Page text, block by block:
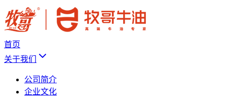
首页
关于我们
公司简介
企业文化